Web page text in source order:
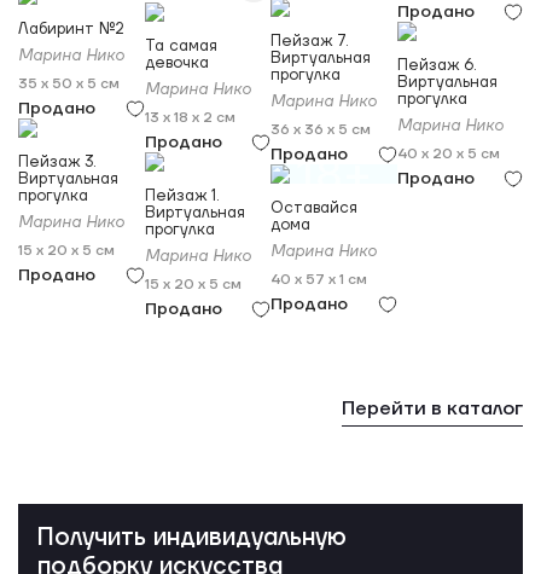
Лабиринт №2
Марина Нико
35 x 50 x 5 см
Продано
Пейзаж 3.
Виртуальная
прогулка
Марина Нико
15 x 20 x 5 см
Продано
Та самая
девочка
Марина Нико
13 x 18 x 2 см
Продано
Пейзаж 1.
Виртуальная
прогулка
Марина Нико
15 x 20 x 5 см
Продано
Пейзаж 7.
Виртуальная
прогулка
Марина Нико
36 x 36 x 5 см
Продано
18+
Оставайся
дома
Марина Нико
40 x 57 x 1 см
Продано
Продано
Пейзаж 6.
Виртуальная
прогулка
Марина Нико
40 x 20 x 5 см
Продано
Перейти в каталог
Получить индивидуальную
подборку искусства